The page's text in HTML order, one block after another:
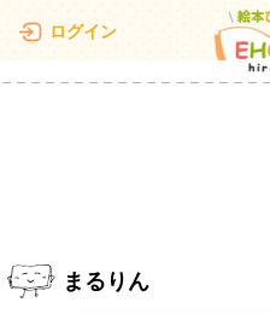
ログイン
まるりん